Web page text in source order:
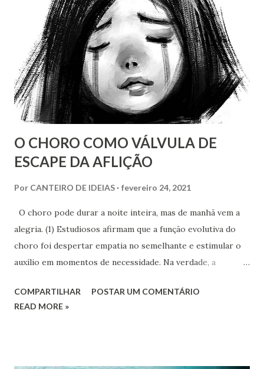
O CHORO COMO VÁLVULA DE
ESCAPE DA AFLIÇÃO
Por CANTEIRO DE IDEIAS fevereiro 24, 2021
O choro pode durar a noite inteira, mas de manhã vem a
alegria. (1) Estudiosos afirmam que a função evolutiva do
choro foi despertar empatia no semelhante e estimular o
auxílio em momentos de necessidade. Na verdade, a
essencial para a sobrevivência da espécie humana.
COMPARTILHAR
POSTAR UM COMENTÁRIO
READ MORE »